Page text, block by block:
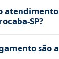
são